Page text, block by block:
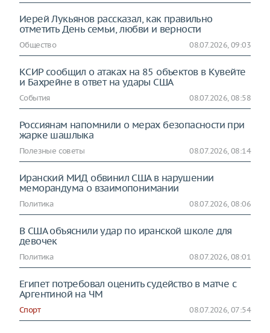
Иерей Лукьянов рассказал, как правильно
отметить День семьи, любви и верности
Общество 08.07.2026, 09:03
КСИР сообщил о атаках на 85 объектов в Кувейте
и Бахрейне в ответ на удары США
События 08.07.2026, 08:58
Россиянам напомнили о мерах безопасности при
жарке шашлыка
Полезные советы 08.07.2026, 08:14
Иранский МИД обвинил США в нарушении
меморандума о взаимопонимании
Политика 08.07.2026, 08:06
В США объяснили удар по иранской школе для
девочек
Политика 08.07.2026, 08:01
Египет потребовал оценить судейство в матче с
Аргентиной на ЧМ
Спорт 08.07.2026, 07:54